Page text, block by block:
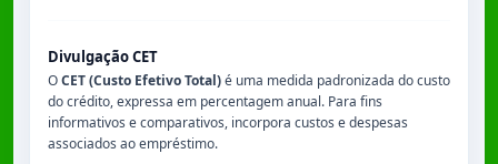
Divulgação CET
OCET (Custo Efetivo Total)é uma medida padronizada do custo
do crédito, expressa em percentagem anual. Para fins
informativos e comparativos, incorpora custos e despesas
associados ao empréstimo.